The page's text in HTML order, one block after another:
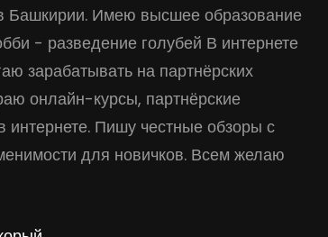
Башкирии. Имею высшее образование
- разведение голубей В интернете
зарабатывать на партнёрских
онлайн-курсы, партнёрские
Пишу честные обзоры с
для новичков. Всем желаю